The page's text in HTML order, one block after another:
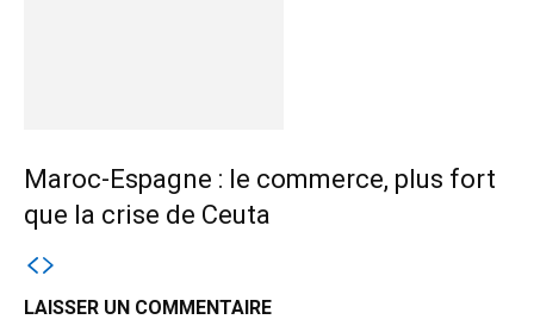
Maroc-Espagne : le commerce, plus fort
que la crise de Ceuta
LAISSER UN COMMENTAIRE